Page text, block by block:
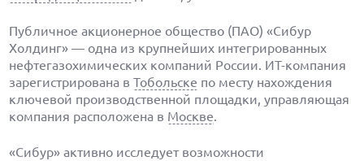
Публичное акционерное общество (ПАО) «Сибур
Холдинг» — одна из крупнейших интегрированных
нефтегазохимических компаний России. ИТ-компания
зарегистрирована вТобольске по месту нахождения
ключевой производственной площадки, управляющая
компания расположена в Москве.
«Сибур» активно исследует возможности